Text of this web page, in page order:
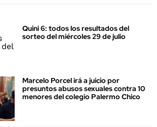
Quini 6: todos los resultados del
sorteo del miércoles 29 de julio
Marcelo Porcel irá a juicio por
presuntos abusos sexuales contra 10
menores del colegio Palermo Chico